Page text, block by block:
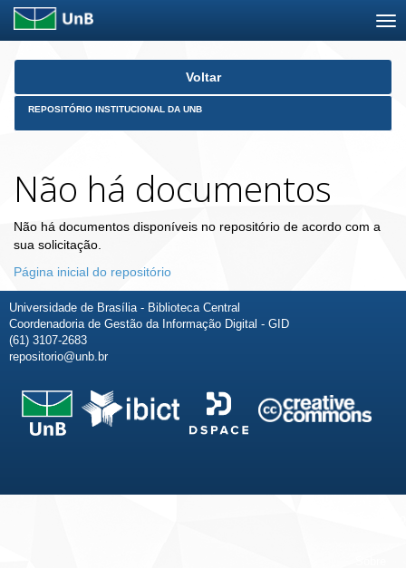
Skip
Voltar
REPOSITÓRIO INSTITUCIONAL DA UNB
Não há documentos
Não há documentos disponíveis no repositório de acordo com a
sua solicitação.
Página inicial do repositório
Universidade de Brasília - Biblioteca Central
Coordenadoria de Gestão da Informação Digital - GID
(61) 3107-2683
repositorio@unb.br